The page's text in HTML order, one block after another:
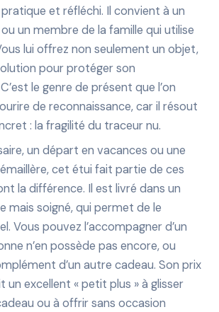
et réfléchi. Il convient à un
un membre de la famille qui utilise
lui offrez non seulement un objet,
pour protéger son
le genre de présent que l’on
de reconnaissance, car il résout
: la fragilité du traceur nu.
un départ en vacances ou une
cet étui fait partie de ces
la différence. Il est livré dans un
mais soigné, qui permet de le
Vous pouvez l’accompagner d’un
n’en possède pas encore, ou
d’un autre cadeau. Son prix
un excellent « petit plus » à glisser
ou à offrir sans occasion